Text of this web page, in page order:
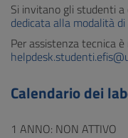
Si invitano gli studenti
dedicata alla modalità
Per assistenza tecnica
Calendario dei
1 ANNO: NON ATTIVO